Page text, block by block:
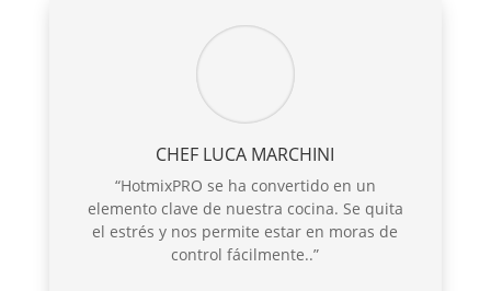
CHEF LUCA MARCHINI
“HotmixPRO se ha convertido en un
elemento clave de nuestra cocina. Se quita
el estrés y nos permite estar en moras de
control fácilmente..”